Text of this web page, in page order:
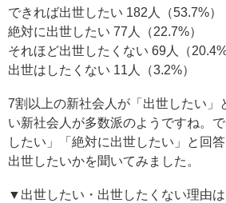
できれば出世したい 182人（53.7%）
絶対に出世したい 77人（22.7%）
それほど出世したくない 69人（20.4%
出世はしたくない 11人（3.2%）
7割以上の新社会人が「出世したい」
い新社会人が多数派のようですね。
したい」「絶対に出世したい」と回
出世したいかを聞いてみました。
▼出世したい・出世したくない理由